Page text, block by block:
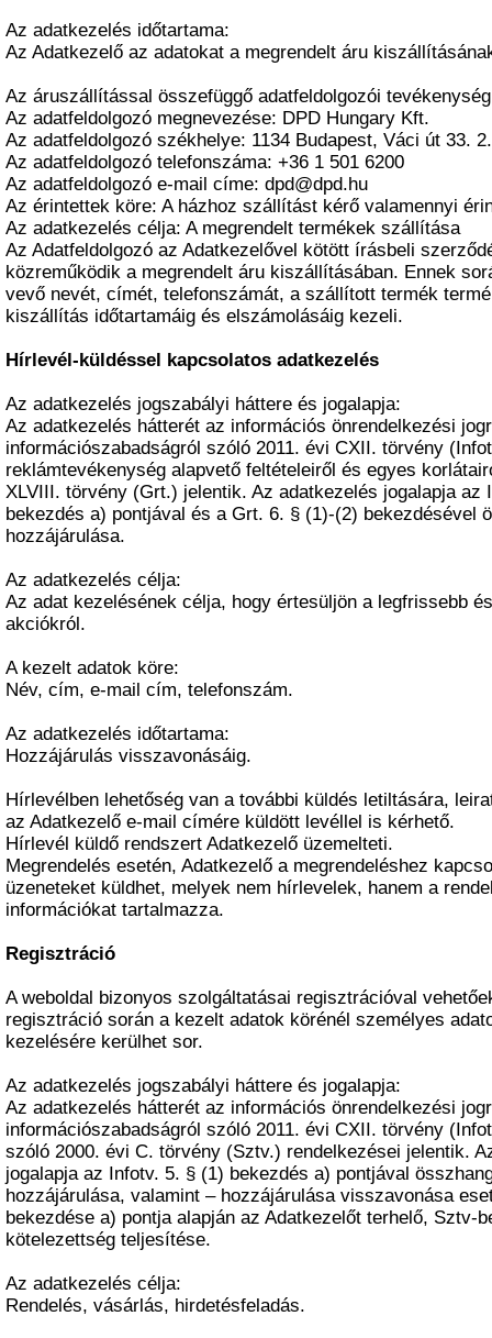
Az adatkezelés időtartama:
Az Adatkezelő az adatokat a megrendelt áru
Az áruszállítással összefüggő adatfeldolgozói
Az adatfeldolgozó megnevezése: DPD Hungary Kft.
Az adatfeldolgozó székhelye: 1134 Budapest, Váci út 33.
Az adatfeldolgozó telefonszáma: +36 1 501 6200
Az adatfeldolgozó e-mail címe: dpd@dpd.hu
Az érintettek köre: A házhoz szállítást kérő valamennyi
Az adatkezelés célja: A megrendelt termékek szállítása
Az Adatfeldolgozó az Adatkezelővel kötött írásbeli
közreműködik a megrendelt áru kiszállításában. Ennek
vevő nevét, címét, telefonszámát, a szállított termék
kiszállítás időtartamáig és elszámolásáig kezeli.
Hírlevél-küldéssel kapcsolatos adatkezelés
Az adatkezelés jogszabályi háttere és jogalapja:
Az adatkezelés hátterét az információs önrendelkezési
információszabadságról szóló 2011. évi CXII. törvény
reklámtevékenység alapvető feltételeiről és egyes
XLVIII. törvény (Grt.) jelentik. Az adatkezelés jogalapja az
bekezdés a) pontjával és a Grt. 6. § (1)-(2) bekezdésével
hozzájárulása.
Az adatkezelés célja:
Az adat kezelésének célja, hogy értesüljön a legfrissebb
akciókról.
A kezelt adatok köre:
Név, cím, e-mail cím, telefonszám.
Az adatkezelés időtartama:
Hozzájárulás visszavonásáig.
Hírlevélben lehetőség van a további küldés letiltására,
az Adatkezelő e-mail címére küldött levéllel is kérhető.
Hírlevél küldő rendszert Adatkezelő üzemelteti.
Megrendelés esetén, Adatkezelő a megrendeléshez
üzeneteket küldhet, melyek nem hírlevelek, hanem a
információkat tartalmazza.
Regisztráció
A weboldal bizonyos szolgáltatásai regisztrációval
regisztráció során a kezelt adatok körénél személyes
kezelésére kerülhet sor.
Az adatkezelés jogszabályi háttere és jogalapja:
Az adatkezelés hátterét az információs önrendelkezési
információszabadságról szóló 2011. évi CXII. törvény
szóló 2000. évi C. törvény (Sztv.) rendelkezései jelentik.
jogalapja az Infotv. 5. § (1) bekezdés a) pontjával
hozzájárulása, valamint – hozzájárulása visszavonása
bekezdése a) pontja alapján az Adatkezelőt terhelő, Sztv-
kötelezettség teljesítése.
Az adatkezelés célja:
Rendelés, vásárlás, hirdetésfeladás.